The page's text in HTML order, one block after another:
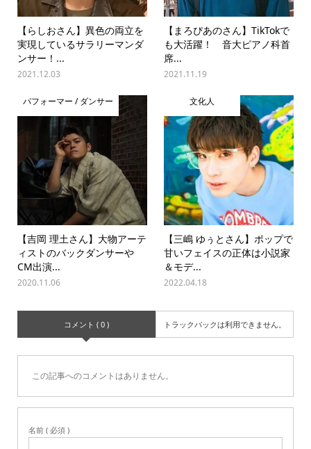
【らしおさん】異色の両立を
実現しているサラリーマンダ
ンサー！...
2021.12.03
【まろぴあのさん】TikTokで
も大活躍！ 音大ピアノ科首
席...
2021.11.19
パフォーマー / ダンサー
【吉岡 理土さん】大物アーテ
ィストのバックダンサーや
CM出演...
2020.11.06
文化人
【三嶋 ゆぅとさん】ポップで
甘いフェイスの正体は小説家
＆モデ...
2022.04.18
コメント ( 0 ) トラックバックは利用できません。
この記事へのコメントはありません。
名前 ( 必須 )